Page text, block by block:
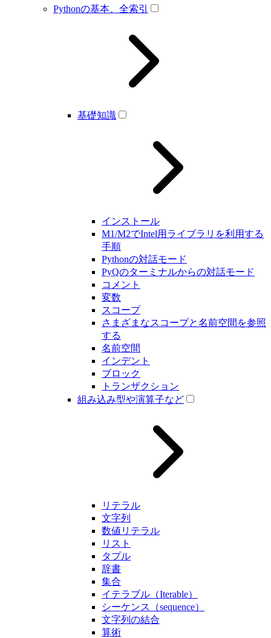
Pythonの基本、全索引
基礎知識
インストール
M1/M2でIntel用ライブラリを利用する
手順
Pythonの対話モード
PyQのターミナルからの対話モード
コメント
変数
スコープ
さまざまなスコープと名前空間を参照
する
名前空間
インデント
ブロック
トランザクション
組み込み型や演算子など
リテラル
文字列
数値リテラル
リスト
タプル
辞書
集合
イテラブル（Iterable）
シーケンス（sequence）
文字列の結合
算術